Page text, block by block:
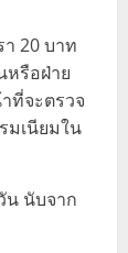
20 บาท
หรือฝ่าย
ที่จะตรวจ
มเนียมใน
นับจาก